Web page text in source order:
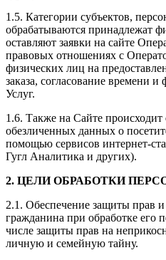
1.5. Категории субъектов,
обрабатываются принадлежат
оставляют заявки на сайте
правовых отношениях с
физических лиц на
заказа, согласование времени и
Услуг.
1.6. Также на Сайте происходит
обезличенных данных о
помощью сервисов интернет-
Гугл Аналитика и других).
2. ЦЕЛИ ОБРАБОТКИ
2.1. Обеспечение защиты прав и
гражданина при обработке его
числе защиты прав на
личную и семейную тайну.